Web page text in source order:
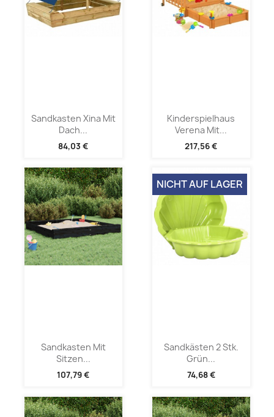
Sandkasten Xina Mit
Dach...
84,03 €
Kinderspielhaus
Verena Mit...
217,56 €
Sandkasten Mit
Sitzen...
107,79 €
Sandkästen 2 Stk.
Grün...
74,68 €
NICHT AUF LAGER